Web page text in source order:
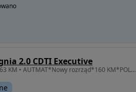
2.0 CDTI Executive
1956 cm3 • 163 KM • AUTMAT*Nowy rozrząd*160 KM*POLSKI Salon*2-wł*ALU 18*2xKoła*Gwarancja